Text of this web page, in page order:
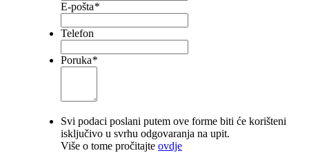
E-pošta*
Telefon
Poruka*
Svi podaci poslani putem ove forme biti će korišteni
isključivo u svrhu odgovaranja na upit.
Više o tome pročitajte ovdje